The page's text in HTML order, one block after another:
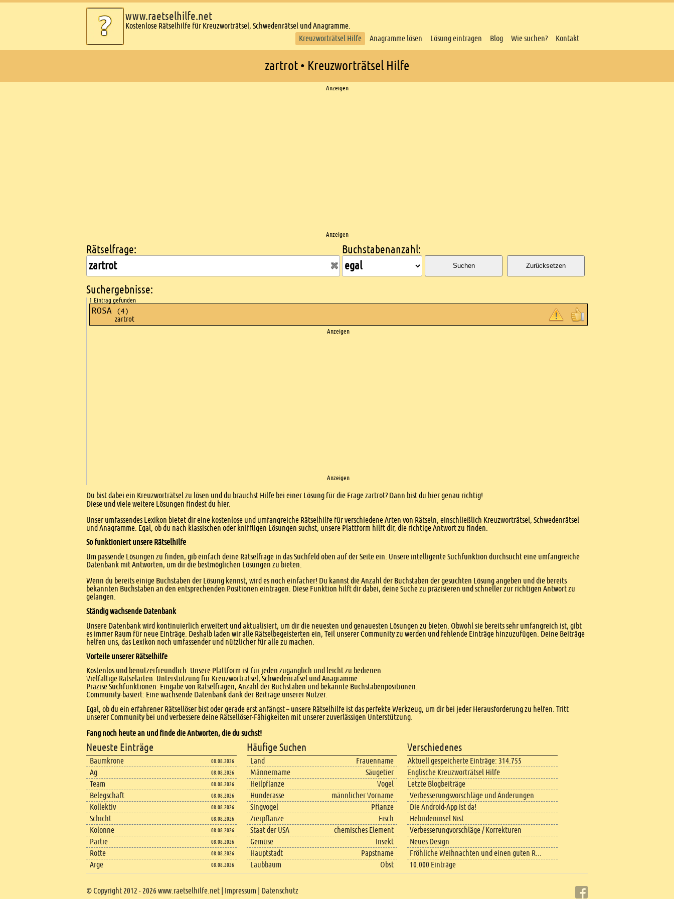
www.raetselhilfe.net
Kostenlose Rätselhilfe für Kreuzworträtsel, Schwedenrätsel und Anagramme.
Kreuzworträtsel Hilfe
Anagramme lösen Lösung eintragen Blog Wie suchen? Kontakt
zartrot • Kreuzworträtsel Hilfe
Anzeigen
Anzeigen
Kreuzworträtsel suchen
Rätselfrage: Buchstabenanzahl:
Suchen Zurücksetzen
Suchergebnisse:
1 Eintrag gefunden
ROSA (4)
zartrot
Anzeigen
Anzeigen
Einleitung
Du bist dabei ein Kreuzworträtsel zu lösen und du brauchst Hilfe bei einer Lösung für die Frage zartrot? Dann bist du hier genau richtig!
Diese und viele weitere Lösungen findest du hier.
Unser umfassendes Lexikon bietet dir eine kostenlose und umfangreiche Rätselhilfe für verschiedene Arten von Rätseln, einschließlich Kreuzworträtsel, Schwedenrätsel
und Anagramme. Egal, ob du nach klassischen oder kniffligen Lösungen suchst, unsere Plattform hilft dir, die richtige Antwort zu finden.
So funktioniert unsere Rätselhilfe
Um passende Lösungen zu finden, gib einfach deine Rätselfrage in das Suchfeld oben auf der Seite ein. Unsere intelligente Suchfunktion durchsucht eine umfangreiche
Datenbank mit Antworten, um dir die bestmöglichen Lösungen zu bieten.
Wenn du bereits einige Buchstaben der Lösung kennst, wird es noch einfacher! Du kannst die Anzahl der Buchstaben der gesuchten Lösung angeben und die bereits
bekannten Buchstaben an den entsprechenden Positionen eintragen. Diese Funktion hilft dir dabei, deine Suche zu präzisieren und schneller zur richtigen Antwort zu
gelangen.
Ständig wachsende Datenbank
Unsere Datenbank wird kontinuierlich erweitert und aktualisiert, um dir die neuesten und genauesten Lösungen zu bieten. Obwohl sie bereits sehr umfangreich ist, gibt
es immer Raum für neue Einträge. Deshalb laden wir alle Rätselbegeisterten ein, Teil unserer Community zu werden und fehlende Einträge hinzuzufügen. Deine Beiträge
helfen uns, das Lexikon noch umfassender und nützlicher für alle zu machen.
Vorteile unserer Rätselhilfe
Kostenlos und benutzerfreundlich: Unsere Plattform ist für jeden zugänglich und leicht zu bedienen.
Vielfältige Rätselarten: Unterstützung für Kreuzworträtsel, Schwedenrätsel und Anagramme.
Präzise Suchfunktionen: Eingabe von Rätselfragen, Anzahl der Buchstaben und bekannte Buchstabenpositionen.
Community-basiert: Eine wachsende Datenbank dank der Beiträge unserer Nutzer.
Egal, ob du ein erfahrener Rätsellöser bist oder gerade erst anfängst – unsere Rätselhilfe ist das perfekte Werkzeug, um dir bei jeder Herausforderung zu helfen. Tritt
unserer Community bei und verbessere deine Rätsellöser-Fähigkeiten mit unserer zuverlässigen Unterstützung.
Fang noch heute an und finde die Antworten, die du suchst!
© Copyright 2012 - 2026 www.raetselhilfe.net | Impressum | Datenschutz
Footer content
Neueste Einträge
Baumkrone 08.08.2026
Ag 08.08.2026
Team 08.08.2026
Belegschaft 08.08.2026
Kollektiv 08.08.2026
Schicht 08.08.2026
Kolonne 08.08.2026
Partie 08.08.2026
Rotte 08.08.2026
Arge 08.08.2026
Häufige Suchen
Land
Frauenname
Männername
Säugetier
Heilpflanze
Vogel
Hunderasse
männlicher Vorname
Singvogel
Pflanze
Zierpflanze
Fisch
Staat der USA
chemisches Element
Gemüse
Insekt
Hauptstadt
Papstname
Laubbaum
Obst
Verschiedenes
Aktuell gespeicherte Einträge: 314.755
Englische Kreuzworträtsel Hilfe
Letzte Blogbeiträge
Verbesserungsvorschläge und Änderungen
Die Android-App ist da!
Hebrideninsel Nist
Verbesserungvorschläge / Korrekturen
Neues Design
Fröhliche Weihnachten und einen guten R...
10.000 Einträge